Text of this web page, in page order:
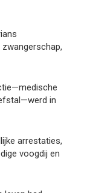
in
arrestaties,
voogdij en